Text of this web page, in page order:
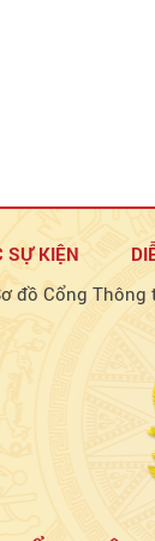
SỰ KIỆN
đồ Cổng Thông